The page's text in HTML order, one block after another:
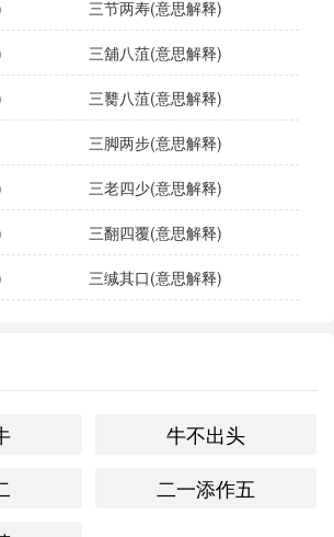
要三致志，努力向前”。
中，强调不懈努力的重要性，激励听
志向，经过三致志的努力，终于成为了
。”
难，我们都要三致志，向着目标不断前
三节两寿(意思解释)
三舖八菹(意思解释)
三臡八菹(意思解释)
三脚两步(意思解释)
三老四少(意思解释)
三翻四覆(意思解释)
三缄其口(意思解释)
牛不出头
二一添作五